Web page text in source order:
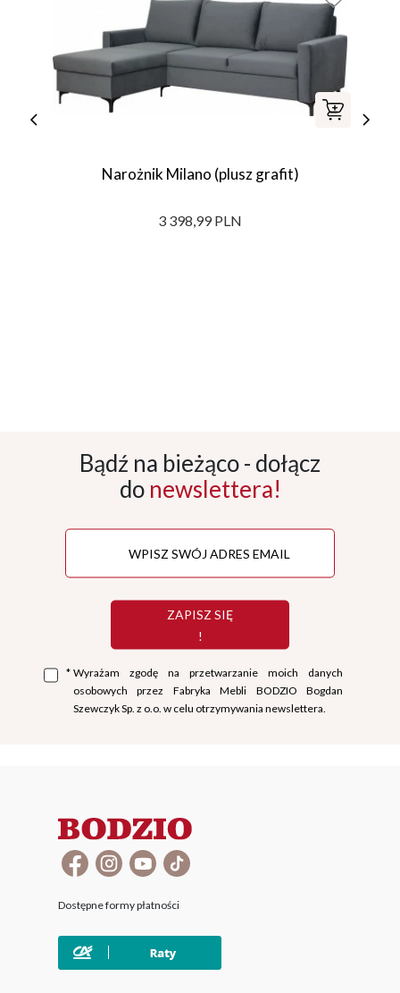
Narożnik Milano (plusz grafit)
3 398,99 PLN
Bądź na bieżąco - dołącz
do newslettera!
ZAPISZ SIĘ
!
* Wyrażam zgodę na przetwarzanie moich danych
osobowych przez Fabryka Mebli BODZIO Bogdan
Szewczyk Sp. z o.o. w celu otrzymywania newslettera.
Dostępne formy płatności